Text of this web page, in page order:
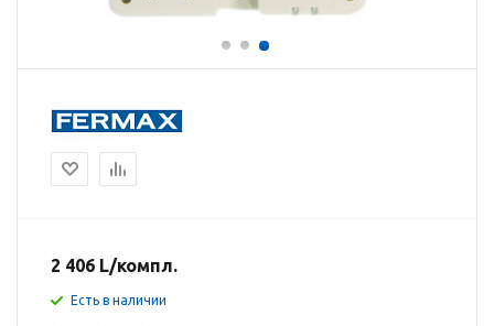
2 406 L/компл.
Есть в наличии